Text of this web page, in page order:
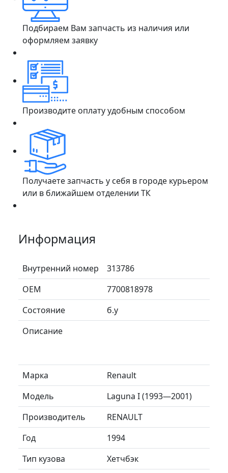
Подбираем Вам запчасть из наличия или
оформляем заявку
Производите оплату удобным способом
Получаете запчасть у себя в городе курьером
или в ближайшем отделении ТК
Информация
Внутренний номер
313786
ОЕМ
7700818978
Состояние
б.у
Описание
Марка
Renault
Модель
Laguna I (1993—2001)
Производитель
RENAULT
Год
1994
Тип кузова
Хетчбэк